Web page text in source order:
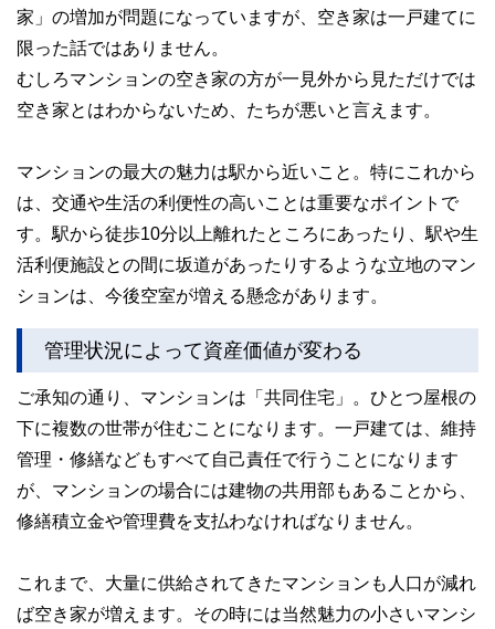
家」の増加が問題になっていますが、空き家は一戸建てに
限った話ではありません。
むしろマンションの空き家の方が一見外から見ただけでは
空き家とはわからないため、たちが悪いと言えます。
マンションの最大の魅力は駅から近いこと。特にこれから
は、交通や生活の利便性の高いことは重要なポイントで
す。駅から徒歩10分以上離れたところにあったり、駅や生
活利便施設との間に坂道があったりするような立地のマン
ションは、今後空室が増える懸念があります。
管理状況によって資産価値が変わる
ご承知の通り、マンションは「共同住宅」。ひとつ屋根の
下に複数の世帯が住むことになります。一戸建ては、維持
管理・修繕などもすべて自己責任で行うことになります
が、マンションの場合には建物の共用部もあることから、
修繕積立金や管理費を支払わなければなりません。
これまで、大量に供給されてきたマンションも人口が減れ
ば空き家が増えます。その時には当然魅力の小さいマンシ